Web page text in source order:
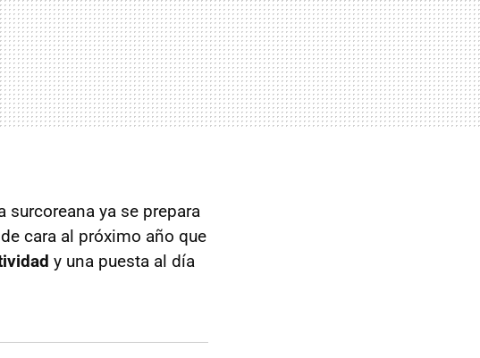
surcoreana ya se prepara
cara al próximo año que
y una puesta al día